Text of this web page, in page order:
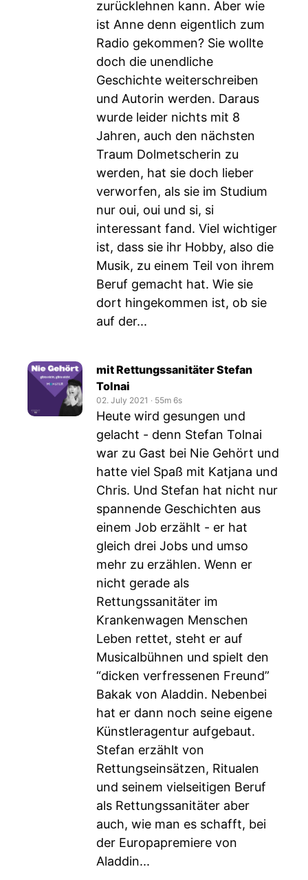
zurücklehnen kann. Aber wie
ist Anne denn eigentlich zum
Radio gekommen? Sie wollte
doch die unendliche
Geschichte weiterschreiben
und Autorin werden. Daraus
wurde leider nichts mit 8
Jahren, auch den nächsten
Traum Dolmetscherin zu
werden, hat sie doch lieber
verworfen, als sie im Studium
nur oui, oui und si, si
interessant fand. Viel wichtiger
ist, dass sie ihr Hobby, also die
Musik, zu einem Teil von ihrem
Beruf gemacht hat. Wie sie
dort hingekommen ist, ob sie
auf der...
mit Rettungssanitäter Stefan
Tolnai
02. July 2021 ‧ 55m 6s
Heute wird gesungen und
gelacht - denn Stefan Tolnai
war zu Gast bei Nie Gehört und
hatte viel Spaß mit Katjana und
Chris. Und Stefan hat nicht nur
spannende Geschichten aus
einem Job erzählt - er hat
gleich drei Jobs und umso
mehr zu erzählen. Wenn er
nicht gerade als
Rettungssanitäter im
Krankenwagen Menschen
Leben rettet, steht er auf
Musicalbühnen und spielt den
“dicken verfressenen Freund”
Bakak von Aladdin. Nebenbei
hat er dann noch seine eigene
Künstleragentur aufgebaut.
Stefan erzählt von
Rettungseinsätzen, Ritualen
und seinem vielseitigen Beruf
als Rettungssanitäter aber
auch, wie man es schafft, bei
der Europapremiere von
Aladdin...